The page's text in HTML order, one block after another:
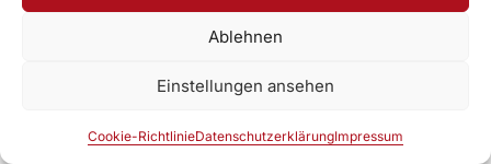
Ablehnen
Einstellungen ansehen
Cookie-RichtlinieDatenschutzerklärungImpressum
Zur DAV Webseite